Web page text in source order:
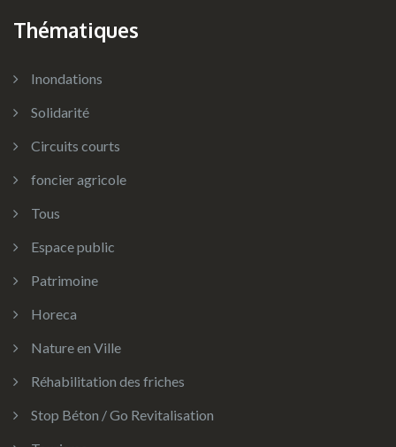
Thématiques
Inondations
Solidarité
Circuits courts
foncier agricole
Tous
Espace public
Patrimoine
Horeca
Nature en Ville
Réhabilitation des friches
Stop Béton / Go Revitalisation